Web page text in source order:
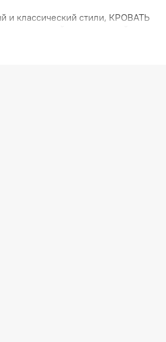
и классический стили, КРОВАТЬ
массивных ножек.
благодаря современному
силу из прошлого.